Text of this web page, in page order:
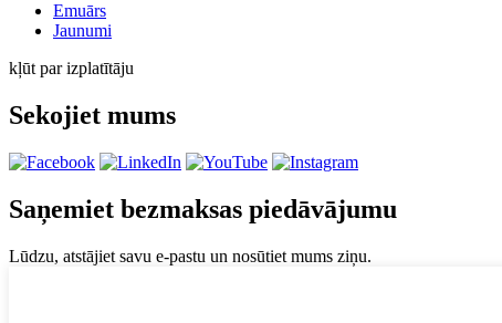
Emuārs
Jaunumi
kļūt par izplatītāju
Sekojiet mums
Saņemiet bezmaksas piedāvājumu
Lūdzu, atstājiet savu e-pastu un nosūtiet mums ziņu.